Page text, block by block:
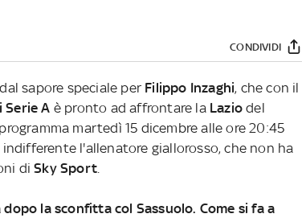
CONDIVIDI
sapore speciale per Filippo Inzaghi, che con il
Serie A è pronto ad affrontare la Laziodel
martedì 15 dicembre alle ore 20:45
l'allenatore giallorosso, che non ha
diSky Sport.
la sconfitta col Sassuolo. Come si fa a